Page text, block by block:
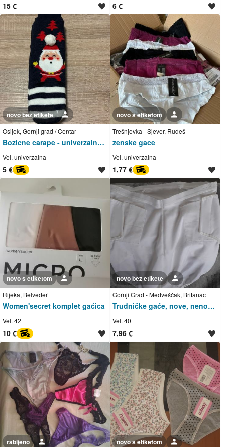
15 € 6 €
Bozicne carape - univerzalna velicina
Osijek, Gornji grad / Centar
novo bez etikete
Vel. univerzalna
5 €
zenske gace
Trešnjevka - Sjever, Rudeš
novo s etiketom
Vel. univerzalna
1,77 €
Women'secret komplet gaćica
Rijeka, Belveder
novo s etiketom
Vel. 42
10 €
Trudničke gaće, nove, nenošene
Gornji Grad - Medveščak, Britanac
novo bez etikete
Vel. 40
7,96 €
rabljeno novo s etiketom